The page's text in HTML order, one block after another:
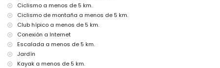
Cama/cuna para niños (bajo demanda)
Entretenimiento y actividades de ocio para sus vacaciones en
Xàbia, Costa Blanca
kilómetros de la casa)
Puntos de interés y cultura en Xàbia, Costa Blanca
Ciclismo a menos de 5 km.
Ciclismo de montaña a menos de 5 km.
Club hípico a menos de 5 km.
Conexión a Internet
Escalada a menos de 5 km.
Jardín
Kayak a menos de 5 km.